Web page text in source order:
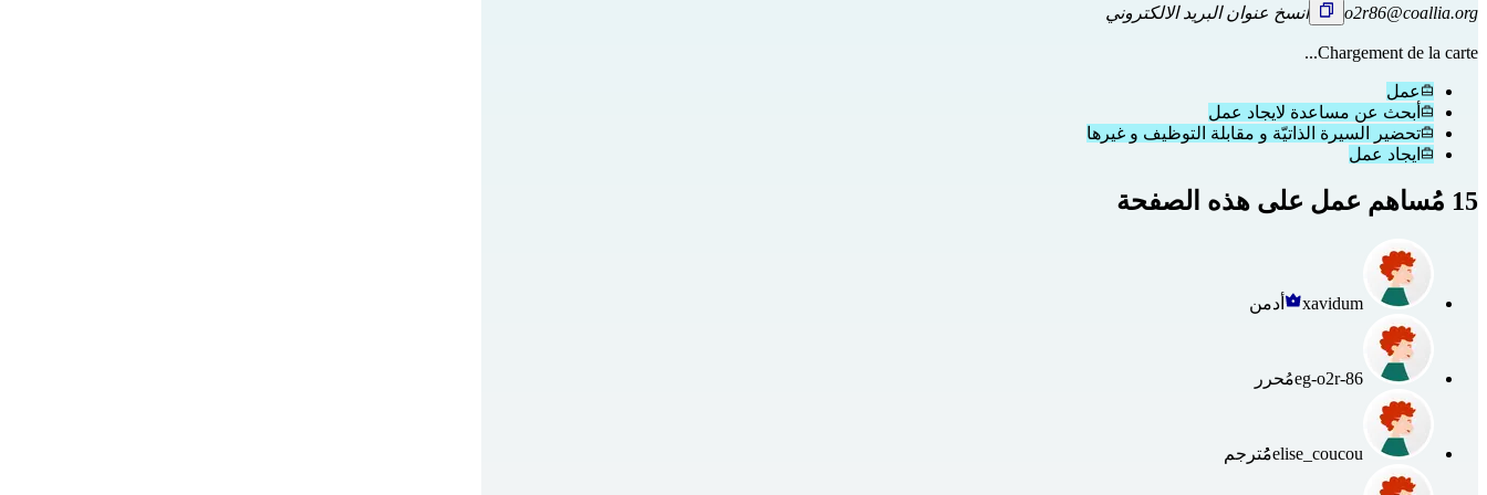
o2r86@coallia.org انسخ عنوان البريد الالكتروني
Chargement de la carte...
عمل
أبحث عن مساعدة لايجاد عمل
تحضير السيرة الذاتيّة و مقابلة التوظيف و غيرها
ايجاد عمل
15 مُساهم عمل على هذه الصفحة
xavidum أدمن
eg-o2r-86مُحرر
elise_coucouمُُترجم